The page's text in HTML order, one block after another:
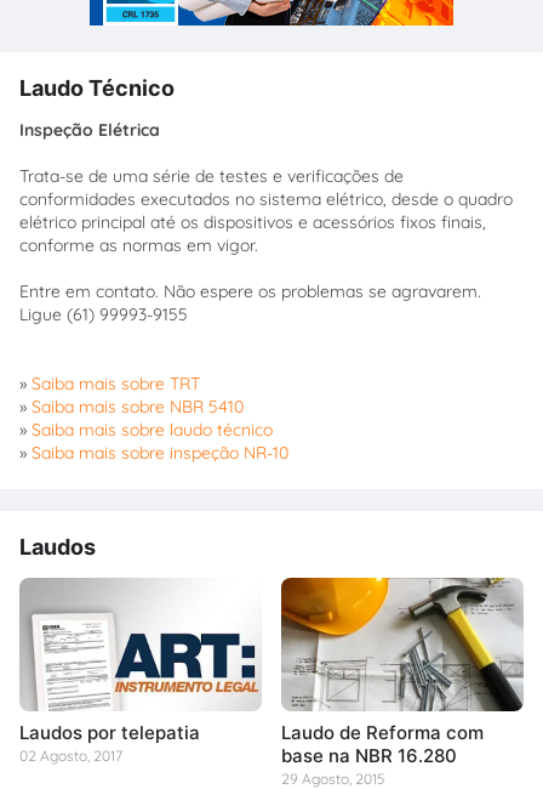
Laudo Técnico
Inspeção Elétrica
Trata-se de uma série de testes e verificações de
conformidades executados no sistema elétrico, desde o quadro
elétrico principal até os dispositivos e acessórios fixos finais,
conforme as normas em vigor.
Entre em contato. Não espere os problemas se agravarem.
Ligue (61) 99993-9155
» Saiba mais sobre TRT
» Saiba mais sobre NBR 5410
» Saiba mais sobre laudo técnico
» Saiba mais sobre inspeção NR-10
Laudos
Laudos por telepatia
02 Agosto, 2017
Laudo de Reforma com
base na NBR 16.280
29 Agosto, 2015